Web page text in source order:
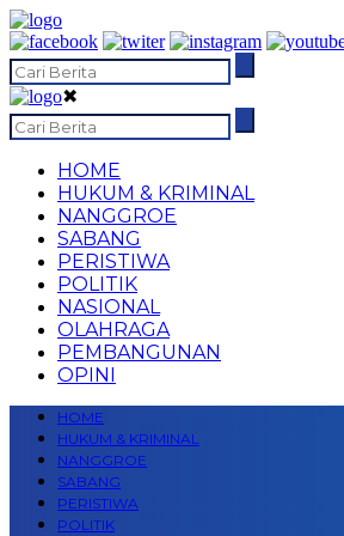
✖
HOME
HUKUM & KRIMINAL
NANGGROE
SABANG
PERISTIWA
POLITIK
NASIONAL
OLAHRAGA
PEMBANGUNAN
OPINI
HOME
HUKUM & KRIMINAL
NANGGROE
SABANG
PERISTIWA
POLITIK